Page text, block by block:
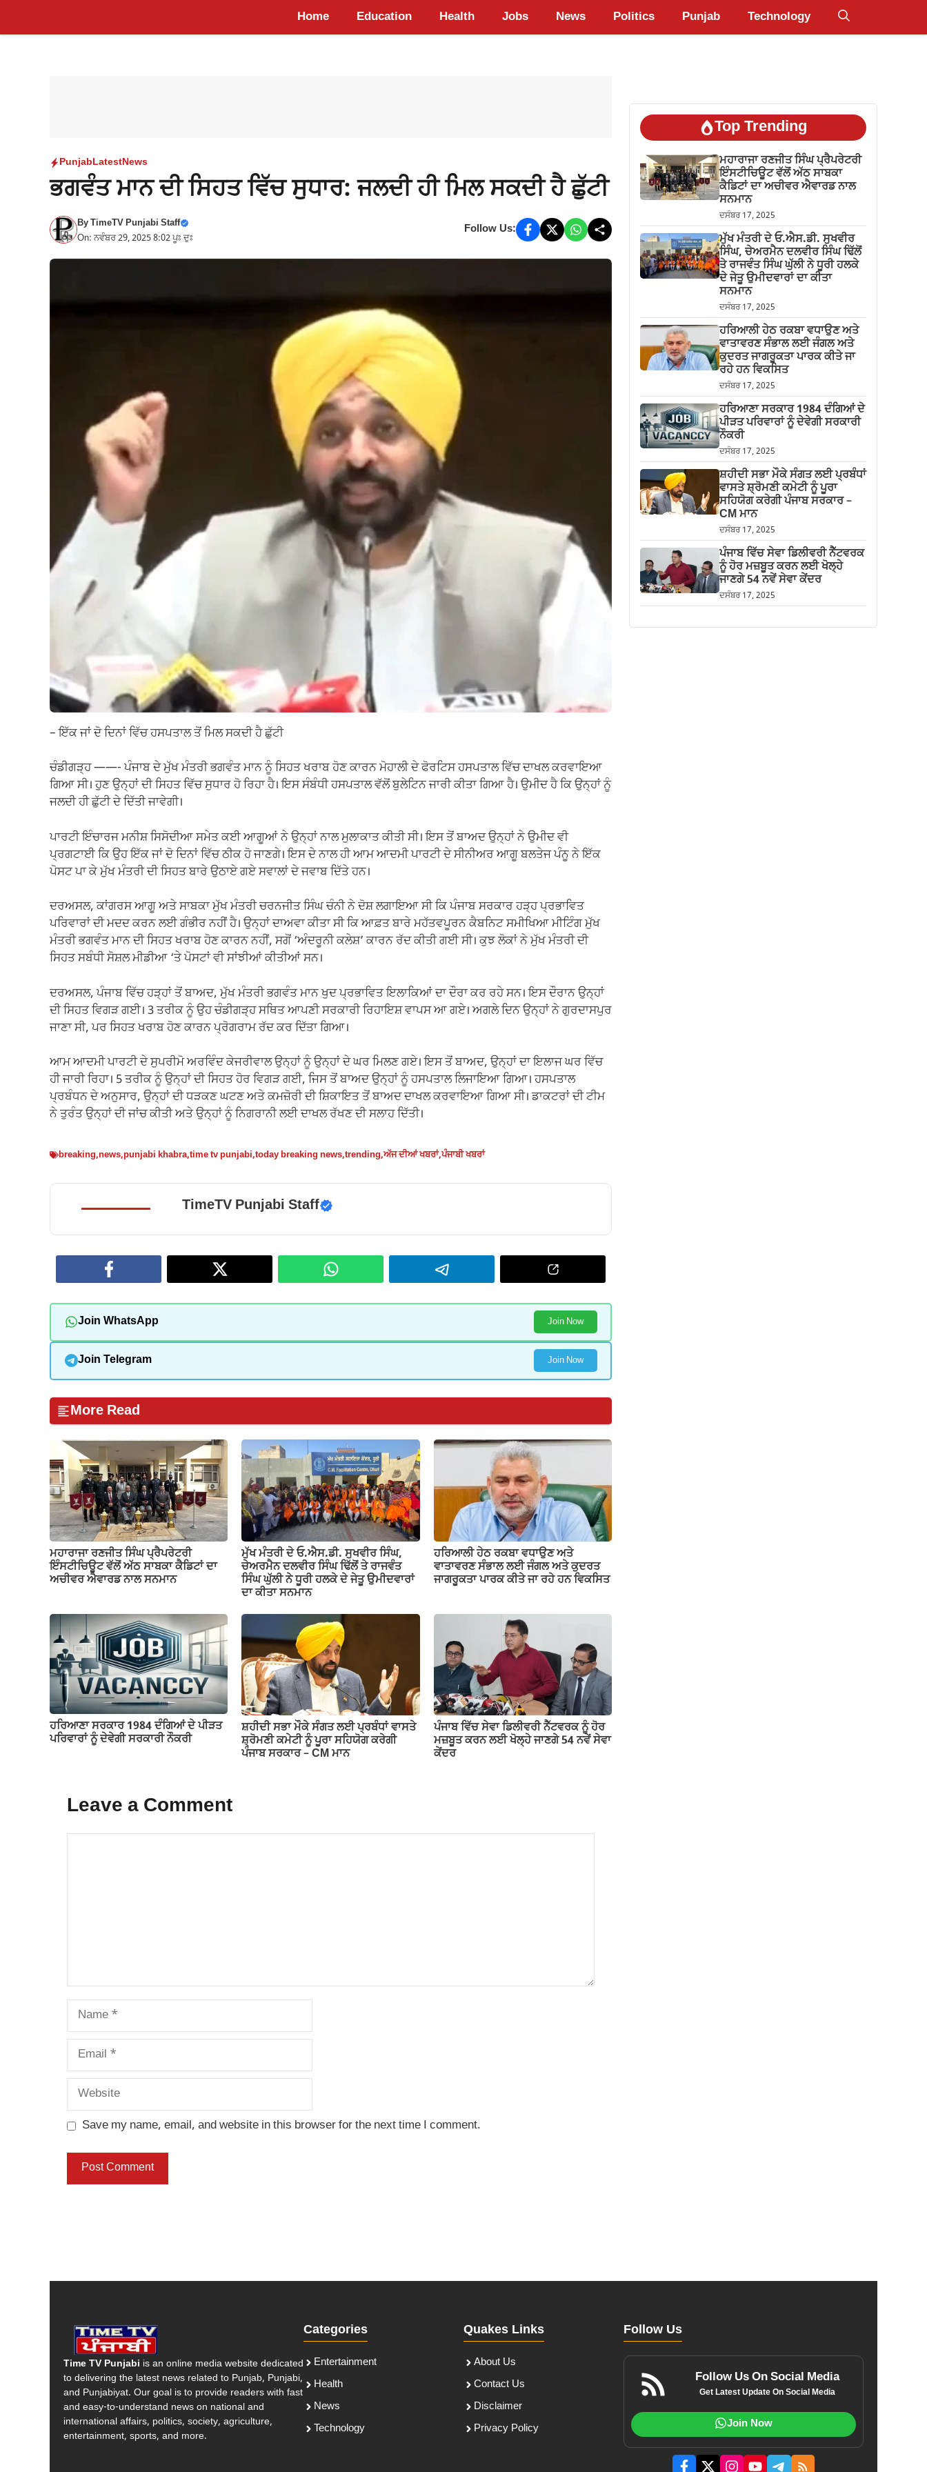
Home Education Health Jobs News Politics Punjab Technology
PunjabLatestNews
ਭਗਵੰਤ ਮਾਨ ਦੀ ਸਿਹਤ ਵਿੱਚ ਸੁਧਾਰ: ਜਲਦੀ ਹੀ ਮਿਲ ਸਕਦੀ ਹੈ ਛੁੱਟੀ
ByTimeTV Punjabi Staff
On: ਨਵੰਬਰ 29, 2025 8:02 ਪੂਃ ਦੁਃ
Follow Us:
– ਇੱਕ ਜਾਂ ਦੋ ਦਿਨਾਂ ਵਿੱਚ ਹਸਪਤਾਲ ਤੋਂ ਮਿਲ ਸਕਦੀ ਹੈ ਛੁੱਟੀ
ਚੰਡੀਗੜ੍ਹ ——- ਪੰਜਾਬ ਦੇ ਮੁੱਖ ਮੰਤਰੀ ਭਗਵੰਤ ਮਾਨ ਨੂੰ ਸਿਹਤ ਖਰਾਬ ਹੋਣ ਕਾਰਨ ਮੋਹਾਲੀ ਦੇ ਫੋਰਟਿਸ ਹਸਪਤਾਲ ਵਿੱਚ ਦਾਖਲ ਕਰਵਾਇਆ
ਗਿਆ ਸੀ। ਹੁਣ ਉਨ੍ਹਾਂ ਦੀ ਸਿਹਤ ਵਿੱਚ ਸੁਧਾਰ ਹੋ ਰਿਹਾ ਹੈ। ਇਸ ਸੰਬੰਧੀ ਹਸਪਤਾਲ ਵੱਲੋਂ ਬੁਲੇਟਿਨ ਜਾਰੀ ਕੀਤਾ ਗਿਆ ਹੈ। ਉਮੀਦ ਹੈ ਕਿ ਉਨ੍ਹਾਂ ਨੂੰ
ਜਲਦੀ ਹੀ ਛੁੱਟੀ ਦੇ ਦਿੱਤੀ ਜਾਵੇਗੀ।
ਪਾਰਟੀ ਇੰਚਾਰਜ ਮਨੀਸ਼ ਸਿਸੋਦੀਆ ਸਮੇਤ ਕਈ ਆਗੂਆਂ ਨੇ ਉਨ੍ਹਾਂ ਨਾਲ ਮੁਲਾਕਾਤ ਕੀਤੀ ਸੀ। ਇਸ ਤੋਂ ਬਾਅਦ ਉਨ੍ਹਾਂ ਨੇ ਉਮੀਦ ਵੀ
ਪ੍ਰਗਟਾਈ ਕਿ ਉਹ ਇੱਕ ਜਾਂ ਦੋ ਦਿਨਾਂ ਵਿੱਚ ਠੀਕ ਹੋ ਜਾਣਗੇ। ਇਸ ਦੇ ਨਾਲ ਹੀ ਆਮ ਆਦਮੀ ਪਾਰਟੀ ਦੇ ਸੀਨੀਅਰ ਆਗੂ ਬਲਤੇਜ ਪੰਨੂ ਨੇ ਇੱਕ
ਪੋਸਟ ਪਾ ਕੇ ਮੁੱਖ ਮੰਤਰੀ ਦੀ ਸਿਹਤ ਬਾਰੇ ਉਠਾਏ ਗਏ ਸਵਾਲਾਂ ਦੇ ਜਵਾਬ ਦਿੱਤੇ ਹਨ।
ਦਰਅਸਲ, ਕਾਂਗਰਸ ਆਗੂ ਅਤੇ ਸਾਬਕਾ ਮੁੱਖ ਮੰਤਰੀ ਚਰਨਜੀਤ ਸਿੰਘ ਚੰਨੀ ਨੇ ਦੋਸ਼ ਲਗਾਇਆ ਸੀ ਕਿ ਪੰਜਾਬ ਸਰਕਾਰ ਹੜ੍ਹ ਪ੍ਰਭਾਵਿਤ
ਪਰਿਵਾਰਾਂ ਦੀ ਮਦਦ ਕਰਨ ਲਈ ਗੰਭੀਰ ਨਹੀਂ ਹੈ। ਉਨ੍ਹਾਂ ਦਾਅਵਾ ਕੀਤਾ ਸੀ ਕਿ ਆਫ਼ਤ ਬਾਰੇ ਮਹੱਤਵਪੂਰਨ ਕੈਬਨਿਟ ਸਮੀਖਿਆ ਮੀਟਿੰਗ ਮੁੱਖ
ਮੰਤਰੀ ਭਗਵੰਤ ਮਾਨ ਦੀ ਸਿਹਤ ਖਰਾਬ ਹੋਣ ਕਾਰਨ ਨਹੀਂ, ਸਗੋਂ ‘ਅੰਦਰੂਨੀ ਕਲੇਸ਼’ ਕਾਰਨ ਰੱਦ ਕੀਤੀ ਗਈ ਸੀ। ਕੁਝ ਲੋਕਾਂ ਨੇ ਮੁੱਖ ਮੰਤਰੀ ਦੀ
ਸਿਹਤ ਸਬੰਧੀ ਸੋਸ਼ਲ ਮੀਡੀਆ ‘ਤੇ ਪੋਸਟਾਂ ਵੀ ਸਾਂਝੀਆਂ ਕੀਤੀਆਂ ਸਨ।
ਦਰਅਸਲ, ਪੰਜਾਬ ਵਿੱਚ ਹੜ੍ਹਾਂ ਤੋਂ ਬਾਅਦ, ਮੁੱਖ ਮੰਤਰੀ ਭਗਵੰਤ ਮਾਨ ਖੁਦ ਪ੍ਰਭਾਵਿਤ ਇਲਾਕਿਆਂ ਦਾ ਦੌਰਾ ਕਰ ਰਹੇ ਸਨ। ਇਸ ਦੌਰਾਨ ਉਨ੍ਹਾਂ
ਦੀ ਸਿਹਤ ਵਿਗੜ ਗਈ। 3 ਤਰੀਕ ਨੂੰ ਉਹ ਚੰਡੀਗੜ੍ਹ ਸਥਿਤ ਆਪਣੀ ਸਰਕਾਰੀ ਰਿਹਾਇਸ਼ ਵਾਪਸ ਆ ਗਏ। ਅਗਲੇ ਦਿਨ ਉਨ੍ਹਾਂ ਨੇ ਗੁਰਦਾਸਪੁਰ
ਜਾਣਾ ਸੀ, ਪਰ ਸਿਹਤ ਖਰਾਬ ਹੋਣ ਕਾਰਨ ਪ੍ਰੋਗਰਾਮ ਰੱਦ ਕਰ ਦਿੱਤਾ ਗਿਆ।
ਆਮ ਆਦਮੀ ਪਾਰਟੀ ਦੇ ਸੁਪਰੀਮੋ ਅਰਵਿੰਦ ਕੇਜਰੀਵਾਲ ਉਨ੍ਹਾਂ ਨੂੰ ਉਨ੍ਹਾਂ ਦੇ ਘਰ ਮਿਲਣ ਗਏ। ਇਸ ਤੋਂ ਬਾਅਦ, ਉਨ੍ਹਾਂ ਦਾ ਇਲਾਜ ਘਰ ਵਿੱਚ
ਹੀ ਜਾਰੀ ਰਿਹਾ। 5 ਤਰੀਕ ਨੂੰ ਉਨ੍ਹਾਂ ਦੀ ਸਿਹਤ ਹੋਰ ਵਿਗੜ ਗਈ, ਜਿਸ ਤੋਂ ਬਾਅਦ ਉਨ੍ਹਾਂ ਨੂੰ ਹਸਪਤਾਲ ਲਿਜਾਇਆ ਗਿਆ। ਹਸਪਤਾਲ
ਪ੍ਰਬੰਧਨ ਦੇ ਅਨੁਸਾਰ, ਉਨ੍ਹਾਂ ਦੀ ਧੜਕਣ ਘਟਣ ਅਤੇ ਕਮਜ਼ੋਰੀ ਦੀ ਸ਼ਿਕਾਇਤ ਤੋਂ ਬਾਅਦ ਦਾਖਲ ਕਰਵਾਇਆ ਗਿਆ ਸੀ। ਡਾਕਟਰਾਂ ਦੀ ਟੀਮ
ਨੇ ਤੁਰੰਤ ਉਨ੍ਹਾਂ ਦੀ ਜਾਂਚ ਕੀਤੀ ਅਤੇ ਉਨ੍ਹਾਂ ਨੂੰ ਨਿਗਰਾਨੀ ਲਈ ਦਾਖਲ ਰੱਖਣ ਦੀ ਸਲਾਹ ਦਿੱਤੀ।
breaking,news,punjabi khabra,time tv punjabi,today breaking news,trending,ਅੱਜ ਦੀਆਂ ਖਬਰਾਂ,ਪੰਜਾਬੀ ਖਬਰਾਂ
TimeTV Punjabi Staff
Join WhatsApp Join Now
Join Telegram Join Now
More Read
ਮਹਾਰਾਜਾ ਰਣਜੀਤ ਸਿੰਘ ਪ੍ਰੈਪਰੇਟਰੀ
ਇੰਸਟੀਚਿਊਟ ਵੱਲੋਂ ਅੱਠ ਸਾਬਕਾ ਕੈਡਿਟਾਂ ਦਾ
ਅਚੀਵਰ ਐਵਾਰਡ ਨਾਲ ਸਨਮਾਨ
ਮੁੱਖ ਮੰਤਰੀ ਦੇ ਓ.ਐਸ.ਡੀ. ਸੁਖਵੀਰ ਸਿੰਘ,
ਚੇਅਰਮੈਨ ਦਲਵੀਰ ਸਿੰਘ ਢਿੱਲੋਂ ਤੇ ਰਾਜਵੰਤ
ਸਿੰਘ ਘੁੱਲੀ ਨੇ ਧੂਰੀ ਹਲਕੇ ਦੇ ਜੇਤੂ ਉਮੀਦਵਾਰਾਂ
ਦਾ ਕੀਤਾ ਸਨਮਾਨ
ਹਰਿਆਲੀ ਹੇਠ ਰਕਬਾ ਵਧਾਉਣ ਅਤੇ
ਵਾਤਾਵਰਣ ਸੰਭਾਲ ਲਈ ਜੰਗਲ ਅਤੇ ਕੁਦਰਤ
ਜਾਗਰੂਕਤਾ ਪਾਰਕ ਕੀਤੇ ਜਾ ਰਹੇ ਹਨ ਵਿਕਸਿਤ
ਹਰਿਆਣਾ ਸਰਕਾਰ 1984 ਦੰਗਿਆਂ ਦੇ ਪੀੜਤ
ਪਰਿਵਾਰਾਂ ਨੂੰ ਦੇਵੇਗੀ ਸਰਕਾਰੀ ਨੌਕਰੀ
ਸ਼ਹੀਦੀ ਸਭਾ ਮੌਕੇ ਸੰਗਤ ਲਈ ਪ੍ਰਬੰਧਾਂ ਵਾਸਤੇ
ਸ਼੍ਰੋਮਣੀ ਕਮੇਟੀ ਨੂੰ ਪੂਰਾ ਸਹਿਯੋਗ ਕਰੇਗੀ
ਪੰਜਾਬ ਸਰਕਾਰ – CM ਮਾਨ
ਪੰਜਾਬ ਵਿੱਚ ਸੇਵਾ ਡਿਲੀਵਰੀ ਨੈੱਟਵਰਕ ਨੂੰ ਹੋਰ
ਮਜ਼ਬੂਤ ਕਰਨ ਲਈ ਖੋਲ੍ਹੇ ਜਾਣਗੇ 54 ਨਵੇਂ ਸੇਵਾ
ਕੇਂਦਰ
Leave a Comment
Name
Email
Website
Save my name, email, and website in this browser for the next time I comment.
Top Trending
ਮਹਾਰਾਜਾ ਰਣਜੀਤ ਸਿੰਘ ਪ੍ਰੈਪਰੇਟਰੀ
ਇੰਸਟੀਚਿਊਟ ਵੱਲੋਂ ਅੱਠ ਸਾਬਕਾ
ਕੈਡਿਟਾਂ ਦਾ ਅਚੀਵਰ ਐਵਾਰਡ ਨਾਲ
ਸਨਮਾਨ
ਦਸੰਬਰ 17, 2025
ਮੁੱਖ ਮੰਤਰੀ ਦੇ ਓ.ਐਸ.ਡੀ. ਸੁਖਵੀਰ
ਸਿੰਘ, ਚੇਅਰਮੈਨ ਦਲਵੀਰ ਸਿੰਘ ਢਿੱਲੋਂ
ਤੇ ਰਾਜਵੰਤ ਸਿੰਘ ਘੁੱਲੀ ਨੇ ਧੂਰੀ ਹਲਕੇ
ਦੇ ਜੇਤੂ ਉਮੀਦਵਾਰਾਂ ਦਾ ਕੀਤਾ
ਸਨਮਾਨ
ਦਸੰਬਰ 17, 2025
ਹਰਿਆਲੀ ਹੇਠ ਰਕਬਾ ਵਧਾਉਣ ਅਤੇ
ਵਾਤਾਵਰਣ ਸੰਭਾਲ ਲਈ ਜੰਗਲ ਅਤੇ
ਕੁਦਰਤ ਜਾਗਰੂਕਤਾ ਪਾਰਕ ਕੀਤੇ ਜਾ
ਰਹੇ ਹਨ ਵਿਕਸਿਤ
ਦਸੰਬਰ 17, 2025
ਹਰਿਆਣਾ ਸਰਕਾਰ 1984 ਦੰਗਿਆਂ ਦੇ
ਪੀੜਤ ਪਰਿਵਾਰਾਂ ਨੂੰ ਦੇਵੇਗੀ ਸਰਕਾਰੀ
ਨੌਕਰੀ
ਦਸੰਬਰ 17, 2025
ਸ਼ਹੀਦੀ ਸਭਾ ਮੌਕੇ ਸੰਗਤ ਲਈ ਪ੍ਰਬੰਧਾਂ
ਵਾਸਤੇ ਸ਼੍ਰੋਮਣੀ ਕਮੇਟੀ ਨੂੰ ਪੂਰਾ
ਸਹਿਯੋਗ ਕਰੇਗੀ ਪੰਜਾਬ ਸਰਕਾਰ –
CM ਮਾਨ
ਦਸੰਬਰ 17, 2025
ਪੰਜਾਬ ਵਿੱਚ ਸੇਵਾ ਡਿਲੀਵਰੀ ਨੈੱਟਵਰਕ
ਨੂੰ ਹੋਰ ਮਜ਼ਬੂਤ ਕਰਨ ਲਈ ਖੋਲ੍ਹੇ
ਜਾਣਗੇ 54 ਨਵੇਂ ਸੇਵਾ ਕੇਂਦਰ
ਦਸੰਬਰ 17, 2025
Time TV Punjabi is an online media website dedicated
to delivering the latest news related to Punjab, Punjabi,
and Punjabiyat. Our goal is to provide readers with fast
and easy-to-understand news on national and
international affairs, politics, society, agriculture,
entertainment, sports, and more.
Categories
Entertainment
Health
News
Technology
Quakes Links
About Us
Contact Us
Disclaimer
Privacy Policy
Follow Us
Follow Us On Social Media
Get Latest Update On Social Media
Join Now